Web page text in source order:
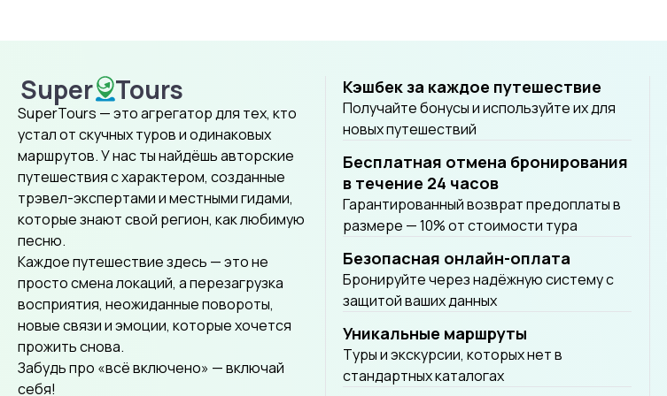
Super Tours
SuperTours
SuperTours — это агрегатор для тех, кто
устал от скучных туров и одинаковых
маршрутов. У нас ты найдёшь авторские
путешествия с характером, созданные
трэвел-экспертами и местными гидами,
которые знают свой регион, как любимую
песню.
Каждое путешествие здесь — это не
просто смена локаций, а перезагрузка
восприятия, неожиданные повороты,
новые связи и эмоции, которые хочется
прожить снова.
Забудь про «всё включено» — включай
себя!
Кэшбек за каждое путешествие
Получайте бонусы и используйте их для
новых путешествий
Бесплатная отмена бронирования
в течение 24 часов
Гарантированный возврат предоплаты в
размере — 10% от стоимости тура
Безопасная онлайн-оплата
Бронируйте через надёжную систему с
защитой ваших данных
Уникальные маршруты
Tуры и экскурсии, которых нет в
стандартных каталогах